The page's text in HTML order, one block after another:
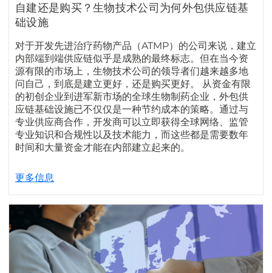
自建还是购买？生物技术公司为何外包供应链基
础设施
对于开发先进治疗药物产品（ATMP）的公司来说，建立
内部端到端供应链似乎是成熟的最终标志。但在当今资
源有限的市场上，生物技术公司的领导者们越来越多地
问自己，到底是建立更好，还是购买更好。 从资金有限
的初创企业到进军新市场的全球生物制药企业，外包供
应链基础设施已不仅仅是一种节约成本的策略。通过与
专业供应商合作，开发商可以立即获得全球网络、监管
专业知识和合规性以及技术能力，而这些都是需要数年
时间和大量资金才能在内部建立起来的。
更多信息